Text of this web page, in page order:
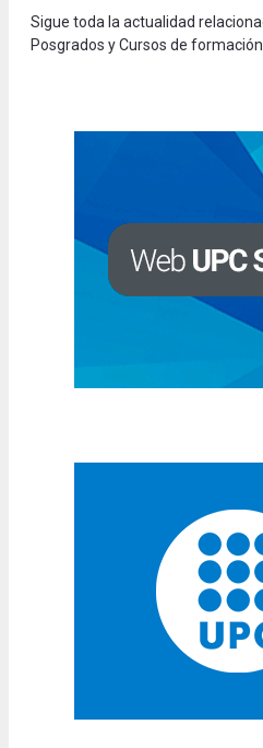
Sigue toda la actualidad
Posgrados y Cursos de